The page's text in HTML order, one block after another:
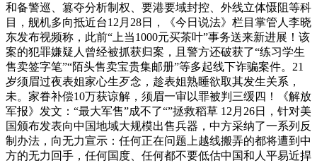
和备警巡、篡夺分析制权、要港要域封控、外线立体慑阻等科
目，舰机多向抵近台12月28日，《今日说法》栏目掌管人李晓
东发布视频称，此前“上当1000元买茶叶”事务送来新进展！该
案的犯罪嫌疑人曾经被抓获归案，且警方还破获了“练习学生
售卖签字笔”“陌头售卖宝贵集邮册”等多起线下诈骗案件。21
岁须眉过夜表姐家心生歹念，趁表姐熟睡欲取其发生关系，
未。家眷补偿10万获谅解，须眉一审以罪被判三缓四！《解放
军报》发文：“最大军售”成不了“”拯救稻草 12月26日，针对美
国颁布发表向中国地域大规模出售兵器，中方采纳了一系列反
制办法，向无力宣示：任何正在问题上越线搬弄的都将遭到中
方的无力回手，任何国度、任何都不要低估中国和人平易近捍